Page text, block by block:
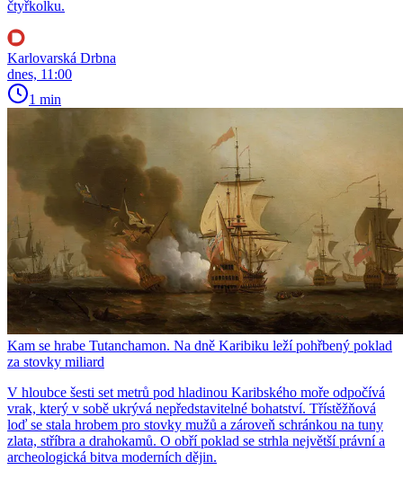
čtyřkolku.
Karlovarská Drbna
dnes, 11:00
1 min
Kam se hrabe Tutanchamon. Na dně Karibiku leží pohřbený poklad
za stovky miliard
V hloubce šesti set metrů pod hladinou Karibského moře odpočívá
vrak, který v sobě ukrývá nepředstavitelné bohatství. Třístěžňová
loď se stala hrobem pro stovky mužů a zároveň schránkou na tuny
zlata, stříbra a drahokamů. O obří poklad se strhla největší právní a
archeologická bitva moderních dějin.